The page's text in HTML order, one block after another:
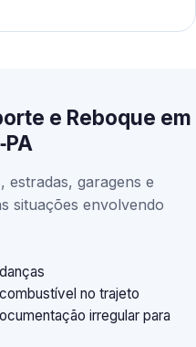
e Reboque em
estradas, garagens e
situações envolvendo
no trajeto
irregular para